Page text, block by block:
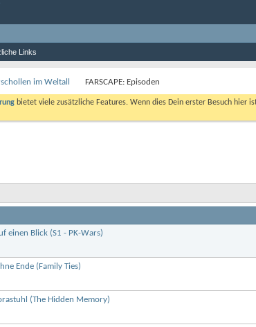
Links
im Weltall FARSCAPE: Episoden
bietet viele zusätzliche Features. Wenn dies Dein erster Besuch hier
einen Blick (S1 - PK-Wars)
Ende (Family Ties)
(The Hidden Memory)